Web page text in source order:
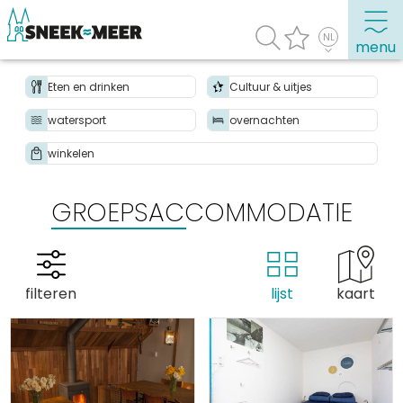
menu
Over Sneek
Uitgelicht
Toeristische informatie
Winkelen, uitgaan en doen
Eten, drinken & uitgaan
Watersport
Overnachten
Eten en drinken Cultuur & uitjes
watersport overnachten
winkelen
GROEPSACCOMMODATIE
filteren lijst kaart